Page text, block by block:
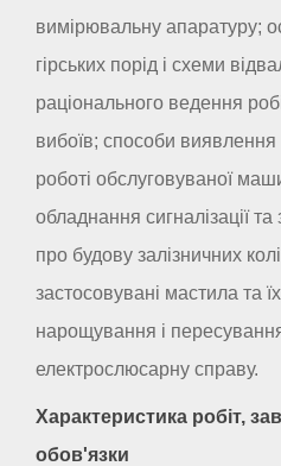
вимірювальну апаратуру;
гірських порід і схеми
раціонального ведення
вибоїв; способи
роботі обслуговуваної
обладнання сигналізації
про будову залізничних
застосовувані мастила та
нарощування і
електрослюсарну справу.
Характеристика робіт,
обов'язки